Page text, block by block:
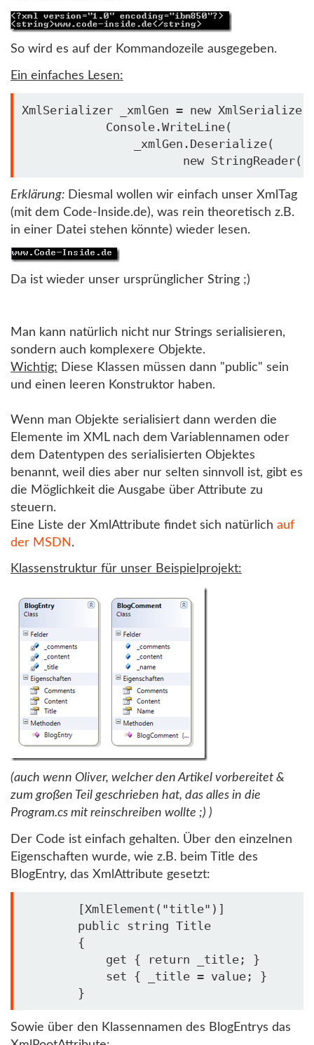
So wird es auf der Kommandozeile ausgegeben.
Ein einfaches Lesen:
XmlSerializer _xmlGen = new
            Console.WriteLine(
                _xmlGen.Deserialize(
new StringReader(
Erklärung: Diesmal wollen wir einfach unser XmlTag
(mit dem Code-Inside.de), was rein theoretisch z.B.
in einer Datei stehen könnte) wieder lesen.
Da ist wieder unser ursprünglicher String ;)
Man kann natürlich nicht nur Strings serialisieren,
sondern auch komplexere Objekte.
Wichtig: Diese Klassen müssen dann "public" sein
und einen leeren Konstruktor haben.
Wenn man Objekte serialisiert dann werden die
Elemente im XML nach dem Variablennamen oder
dem Datentypen des serialisierten Objektes
benannt, weil dies aber nur selten sinnvoll ist, gibt es
die Möglichkeit die Ausgabe über Attribute zu
steuern.
Eine Liste der XmlAttribute findet sich natürlich auf
der MSDN .
Klassenstruktur für unser Beispielprojekt:
(auch wenn Oliver, welcher den Artikel vorbereitet &
zum großen Teil geschrieben hat, das alles in die
Program.cs mit reinschreiben wollte ;) )
Der Code ist einfach gehalten. Über den einzelnen
Eigenschaften wurde, wie z.B. beim Title des
BlogEntry, das XmlAttribute gesetzt:
        [XmlElement(
"title" )]
public string Title
        {
            get {
return _title; }
            set { _title =
value ; }
        }
Sowie über den Klassennamen des BlogEntrys das